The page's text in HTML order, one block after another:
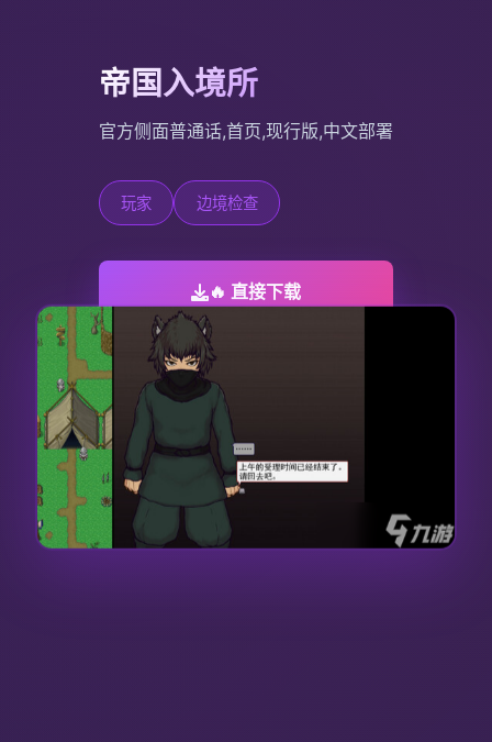
帝国入境所
官方侧面普通话,首页,现行版,中文部署
玩家 边境检查
🔥 直接下载